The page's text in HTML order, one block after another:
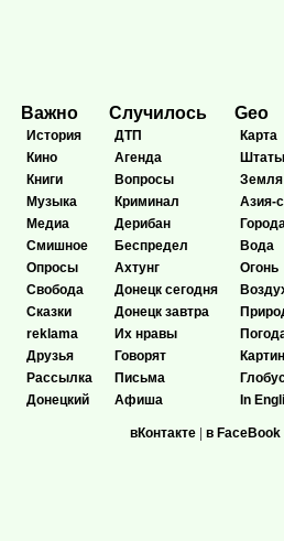
Важно
История
Кино
Книги
Музыка
Медиа
Смишное
Опросы
Свобода
Сказки
reklama
Друзья
Рассылка
Донецкий
Случилось
ДТП
Агенда
Вопросы
Криминал
Дерибан
Беспредел
Ахтунг
Донецк сегодня
Донецк завтра
Их нравы
Говорят
Письма
Афиша
Geo
Карта
Штаты
Земля
Азия-с
Города
Вода
Огонь
In
вКонтакте | в FaceBook